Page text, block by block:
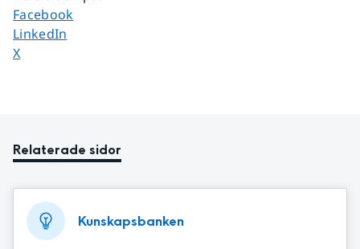
Dela sidan på
Facebook
Dela sidan på
LinkedIn
Dela sidan på
X
Relaterade sidor
Kunskapsbanken